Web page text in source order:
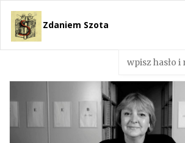
Zdaniem Szota